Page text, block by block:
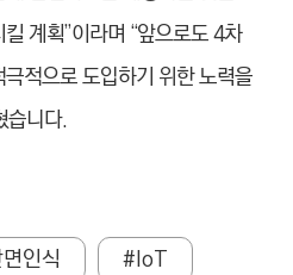
계획”이라며 “앞으로도 4차
적으로 도입하기 위한 노력을
습니다.
인식
#IoT